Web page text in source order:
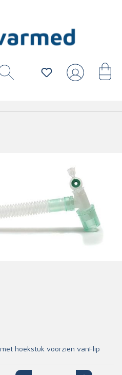
hoekstuk voorzien vanFlip